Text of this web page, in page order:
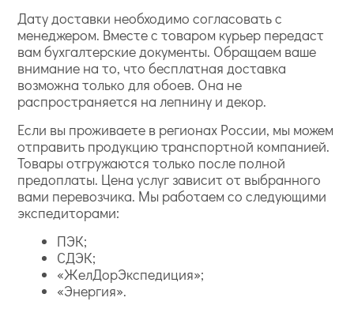
Дату доставки необходимо согласовать с
менеджером. Вместе с товаром курьер передаст
вам бухгалтерские документы. Обращаем ваше
внимание на то, что бесплатная доставка
возможна только для обоев. Она не
распространяется на лепнину и декор.
Если вы проживаете в регионах России, мы можем
отправить продукцию транспортной компанией.
Товары отгружаются только после полной
предоплаты. Цена услуг зависит от выбранного
вами перевозчика. Мы работаем со следующими
экспедиторами:
ПЭК;
СДЭК;
«ЖелДорЭкспедиция»;
«Энергия».